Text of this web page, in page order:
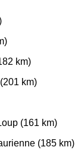
km)
km)
(161 km)
(185 km)